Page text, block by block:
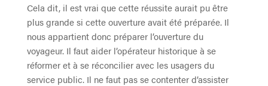
Cela dit, il est vrai que cette réussite aurait pu être
plus grande si cette ouverture avait été préparée. Il
nous appartient donc préparer l’ouverture du
voyageur. Il faut aider l’opérateur historique à se
réformer et à se réconcilier avec les usagers du
service public. Il ne faut pas se contenter d’assister